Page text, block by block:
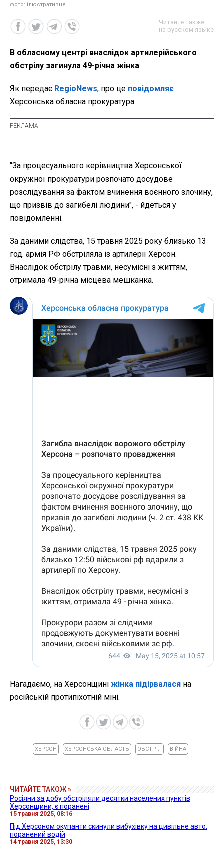
фото: ілюстративне
Читайте также
на русском языке
В обласному центрі внаслідок артилерійського
обстрілу загинула 49-річна жінка
Як передає RegioNews, про це повідомляє
Херсонська обласна прокуратура.
"За процесуального керівництва Херсонської
окружної прокуратури розпочато досудове
розслідування за фактом вчинення воєнного злочину,
що призвів до загибелі людини", - йдеться у
повідомленні.
За даними слідства, 15 травня 2025 року близько 13
год. армія РФ обстріляла із артилерії Херсон.
Внаслідок обстрілу травми, несумісні з життям,
отримала 49-річна місцева мешканка.
Нагадаємо, на Херсонщині жінка підірвалася на
російській протипіхотній міні.
ХЕРСОН ХЕРСОНСЬКА ОБЛАСТЬ ОБСТРІЛ ВІЙНА
ЧИТАЙТЕ ТАКОЖ »
Росіяни за добу обстріляли десятки населених пунктів
Херсонщини, є поранені
15 травня 2025, 08:16
Під Херсоном окупанти скинули вибухівку на цивільне авто:
поранений водій
14 травня 2025, 13:30